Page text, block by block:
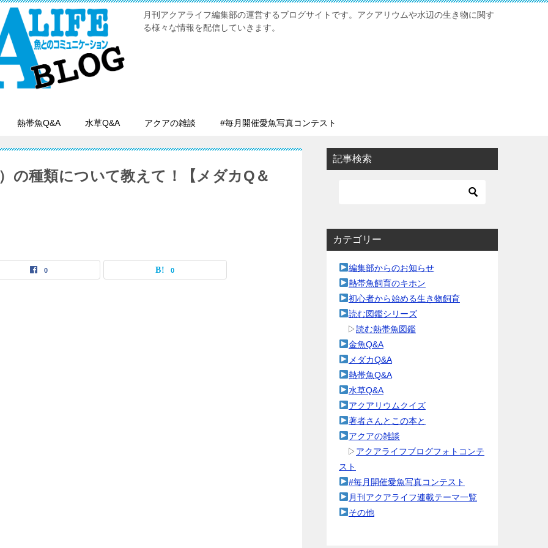
月刊アクアライフ編集部の運営するブログサイトです。アクアリウムや水辺の生き物に関す
る様々な情報を配信していきます。
熱帯魚Q&A 水草Q&A アクアの雑談 #毎月開催愛魚写真コンテスト
の種類について教えて！【メダカQ＆
0 0
記事検索
カテゴリー
編集部からのお知らせ
熱帯魚飼育のキホン
初心者から始める生き物飼育
読む図鑑シリーズ
▷読む熱帯魚図鑑
金魚Q&A
メダカQ&A
熱帯魚Q&A
水草Q&A
アクアリウムクイズ
著者さんとこの本と
アクアの雑談
▷ アクアライフブログフォトコンテ
スト
#毎月開催愛魚写真コンテスト
月刊アクアライフ連載テーマ一覧
その他